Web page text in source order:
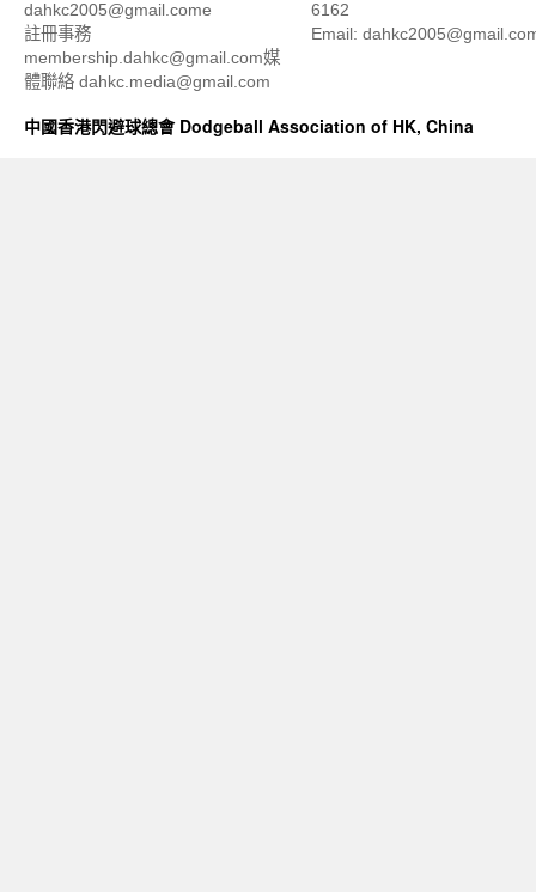
dahkc2005@gmail.come
註冊事務
membership.dahkc@gmail.com媒
體聯絡 dahkc.media@gmail.com
6162
Email:
中國香港閃避球總會 Dodgeball Association of HK, China